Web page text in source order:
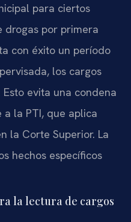
para ciertos
drogas por primera
con éxito un período
los cargos
evita una condena
la PTI, que aplica
la Corte Superior. La
hechos específicos
la lectura de cargos